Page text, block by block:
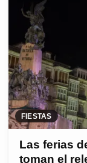
FIESTAS
Las ferias
toman el